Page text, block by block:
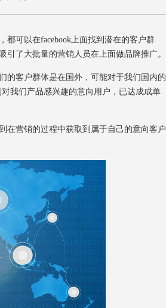
可以在facebook上面找到潜在的客户群
引了大批量的营销人员在上面做品牌推广。
客户群体是在国外，可能对于我们国内的
我们产品感兴趣的意向用户，已达成成单
营销的过程中获取到属于自己的意向客户